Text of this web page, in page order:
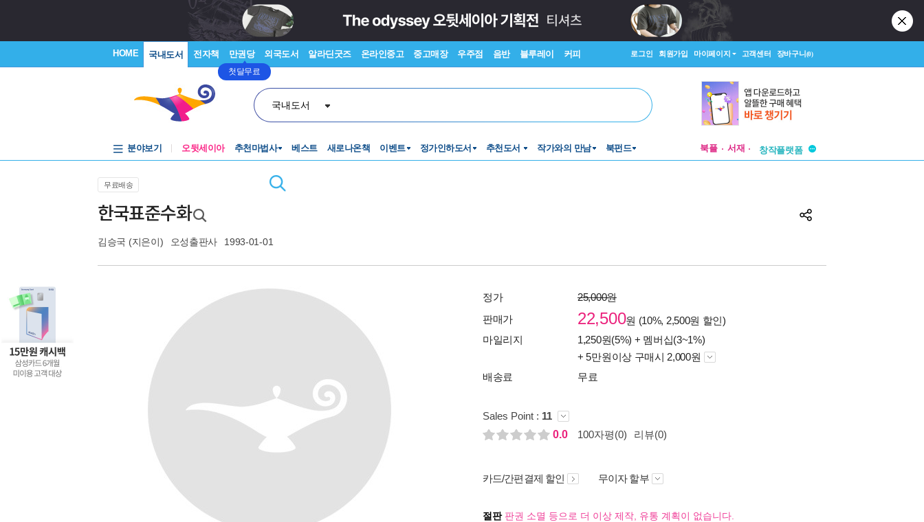
HOME 국내도서 전자책 만권당
첫달무료
외국도서 알라딘굿즈 온라인중고 중고매장 우주점 음반 블루레이 커피 로그인 회원가입 마이페이지 고객센터 장바구니(0)
국내도서
분야보기 오뒷세이아 추천마법사 베스트 새로나온책 이벤트 정가인하도서 추천도서 작가와의 만남 북펀드 북플 서재
창작플랫폼
무료배송
한국표준수화
김승국 (지은이) 오성출판사 1993-01-01
정가
25,000원
판매가
22,500원 (10%, 2,500원 할인)
마일리지
1,250원(5%) + 멤버십(3~1%)
+ 5만원이상 구매시 2,000원
배송료
무료
Sales Point : 11
0.0
100자평(0) 리뷰(0)
카드/간편결제 할인 무이자 할부
절판판권 소멸 등으로 더 이상 제작, 유통 계획이 없습니다.